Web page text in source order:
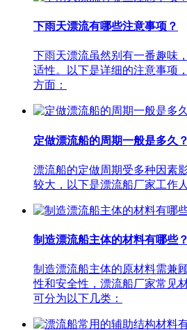
下雨天漂流有哪些注意事项？
下雨天漂流虽然别有一番趣味
适性。以下是详细的注意事项
方面：
定做漂流船的周期一般是多久？
漂流船的定做周期受多种因素
较大，以下是漂流船厂家工作
制造漂流船主体的材料有哪些？
制造漂流船主体的原材料需兼
性和安全性，漂流船厂家常见
可分为以下几类：